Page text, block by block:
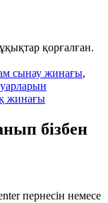
қорғалған.
сынау жинағы,
жинағы
бізбен
пернесін немесе